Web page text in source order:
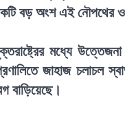
বড় অংশ এই নৌপথের
মধ্যে
জাহাজ চলাচল
বাড়িয়েছে।